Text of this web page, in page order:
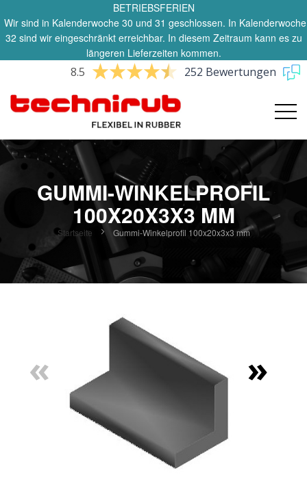
BETRIEBSFERIEN
Wir sind in Kalenderwoche 30 und 31 geschlossen. In Kalenderwoche
32 sind wir eingeschränkt erreichbar. In diesem Zeitraum kann es zu
längeren Lieferzeiten kommen.
8.5 252 Bewertungen
GUMMI-WINKELPROFIL
100X20X3X3 MM
Startseite Gummi-Winkelprofil 100x20x3x3 mm
« »